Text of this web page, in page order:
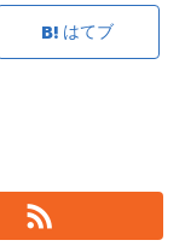
はてブ